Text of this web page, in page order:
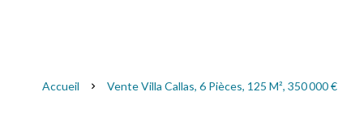
Accueil Vente Villa Callas, 6 Pièces, 125 M², 350 000 €